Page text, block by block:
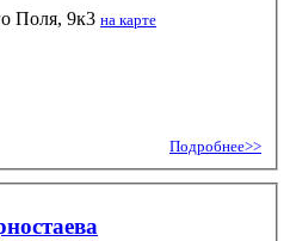
Поля, 9к3 на карте
Подробнее>>